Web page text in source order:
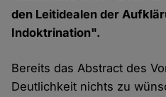
den Leitidealen der
Indoktrination".
Bereits das Abstract des
Deutlichkeit nichts zu